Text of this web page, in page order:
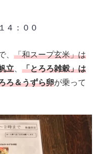
４：００
、 「和スープ玄米」は
立
「とろろ雑穀」は
ろ＆うずら卵が乗って